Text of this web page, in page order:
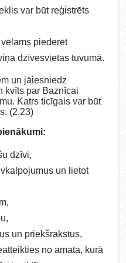
var būt reģistrēts
piederēt
dzīvesvietas tuvumā.
un jāiesniedz
kvīts par Baznīcai
Katrs ticīgais var būt
(2.23)
dzīvi,
un lietot
un priekšrakstus,
no amata, kurā